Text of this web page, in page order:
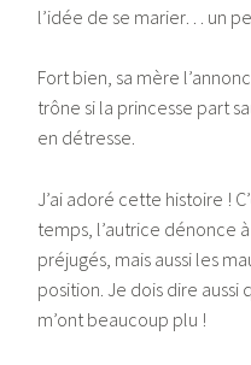
l’idée de se marier… un
Fort bien, sa mère
trône si la princesse part
en détresse.
J’ai adoré cette histoire !
temps, l’autrice dénonce
préjugés, mais aussi les
position. Je dois dire aussi
m’ont beaucoup plu !